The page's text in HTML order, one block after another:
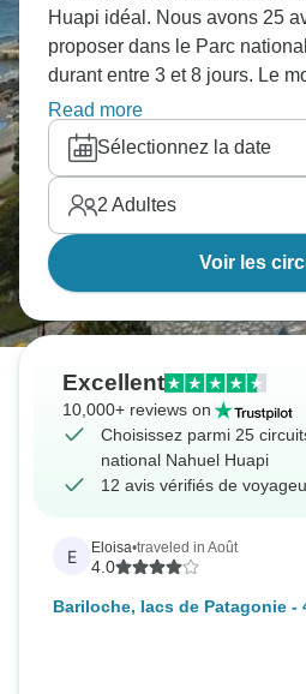
Huapi idéal. Nous avons 25
proposer dans le Parc
durant entre 3 et 8 jours. Le
pour s'y rendre est Août, c'est-
compte le plus grand nombre
Read more
Sélectionnez la date
2 Adultes
Voir les
Excellent
10,000+ reviews on
Choisissez parmi 25
national Nahuel Huapi
12 avis vérifiés de
E Eloisa•traveled in Août
4.0
Bariloche, lacs de Patagonie -